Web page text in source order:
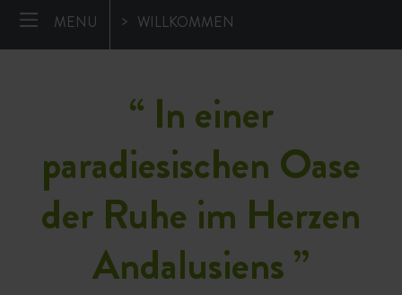
MENU WILLKOMMEN
“ In einer
paradiesischen Oase
der Ruhe im Herzen
Andalusiens”